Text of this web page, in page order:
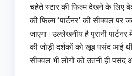
चहेते स्टार की फिल्म देखने के लिए
की फिल्म ‘पार्टनर’ की सीक्वल पर
जाएगा।उल्लेखनीय है पुरानी
की जोड़ी दर्शकों को खूब पसंद आई
सीक्वल भी लोगों को उतनी ही पसंद